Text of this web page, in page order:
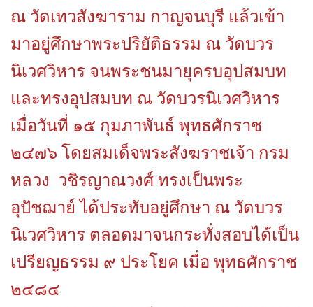
ณ วัดเทวสังฆาราม กาญจนบุรี แล้วเข้า
มาอยู่ศึกษาพระปริยัติธรรม ณ วัดบวร
นิเวศวิหาร จนพระชนมายุครบอุปสมบท
และทรงอุปสมบท ณ วัดบวรนิเวศวิหาร
เมื่อวันที่ ๑๕ กุมภาพันธ์ พุทธศักราช
๒๔๗๖ โดยสมเด็จพระสังฆราชเจ้า กรม
หลวง วชิรญาณวงศ์ ทรงเป็นพระ
อุปัชฌาย์ ได้ประทับอยู่ศึกษา ณ วัดบวร
นิเวศวิหาร ตลอดมาจนกระทั่งสอบได้เป็น
เปรียญธรรม ๙ ประโยค เมื่อ พุทธศักราช
๒๔๘๔